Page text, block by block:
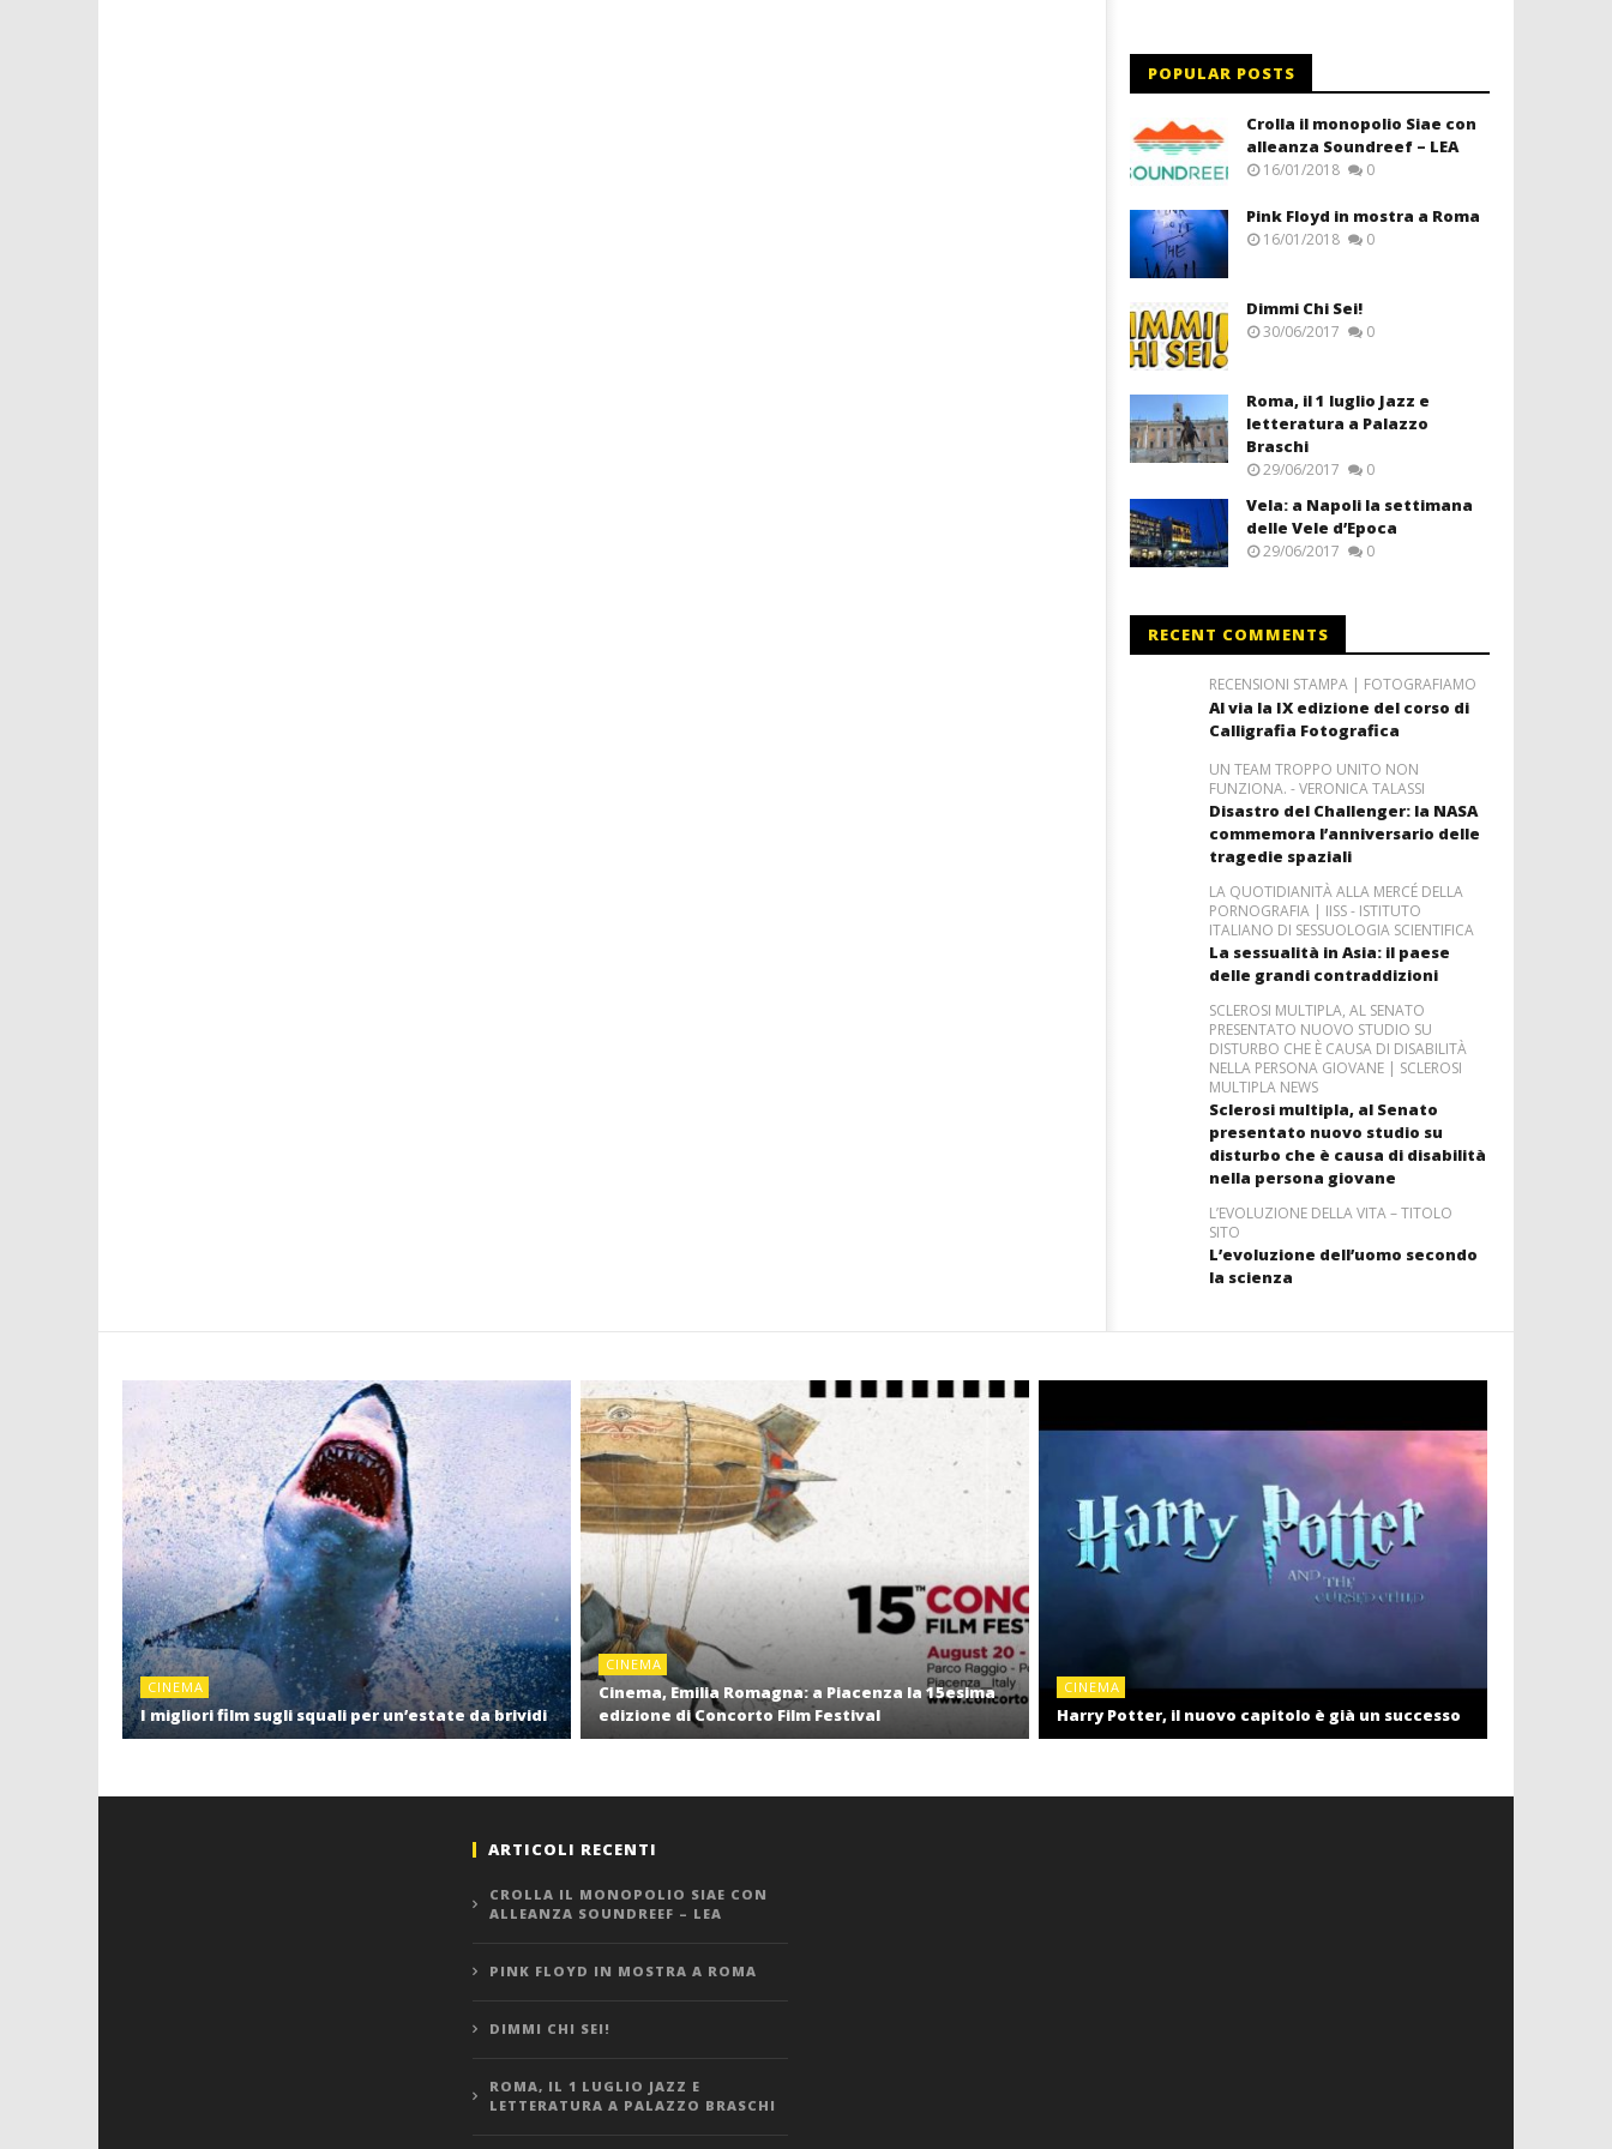
POPULAR POSTS
Crolla il monopolio Siae con
alleanza Soundreef – LEA
16/01/2018 0
Pink Floyd in mostra a Roma
16/01/2018 0
Dimmi Chi Sei!
30/06/2017 0
Roma, il 1 luglio Jazz e
letteratura a Palazzo
Braschi
29/06/2017 0
Vela: a Napoli la settimana
delle Vele d’Epoca
29/06/2017 0
RECENT COMMENTS
RECENSIONI STAMPA | FOTOGRAFIAMO
Al via la IX edizione del corso di
Calligrafia Fotografica
UN TEAM TROPPO UNITO NON
FUNZIONA. - VERONICA TALASSI
Disastro del Challenger: la NASA
commemora l’anniversario delle
tragedie spaziali
LA QUOTIDIANITÀ ALLA MERCÉ DELLA
PORNOGRAFIA | IISS - ISTITUTO
ITALIANO DI SESSUOLOGIA SCIENTIFICA
La sessualità in Asia: il paese
delle grandi contraddizioni
SCLEROSI MULTIPLA, AL SENATO
PRESENTATO NUOVO STUDIO SU
DISTURBO CHE È CAUSA DI DISABILITÀ
NELLA PERSONA GIOVANE | SCLEROSI
MULTIPLA NEWS
Sclerosi multipla, al Senato
presentato nuovo studio su
disturbo che è causa di disabilità
nella persona giovane
L’EVOLUZIONE DELLA VITA – TITOLO
SITO
L’evoluzione dell’uomo secondo
la scienza
CINEMA
I migliori film sugli squali per un’estate da brividi
CINEMA
Cinema, Emilia Romagna: a Piacenza la 15esima
edizione di Concorto Film Festival
CINEMA
Harry Potter, il nuovo capitolo è già un successo
ARTICOLI RECENTI
CROLLA IL MONOPOLIO SIAE CON
ALLEANZA SOUNDREEF – LEA
PINK FLOYD IN MOSTRA A ROMA
DIMMI CHI SEI!
ROMA, IL 1 LUGLIO JAZZ E
LETTERATURA A PALAZZO BRASCHI